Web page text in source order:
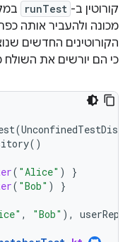
קורוטין ב- runTest
מכונה ולהעביר אותה
הקורוטינים החדשים
כי הם יורשים את
(
()
( "Alice" )
}
( "Bob" ) }
, "Bob" ), userRepo